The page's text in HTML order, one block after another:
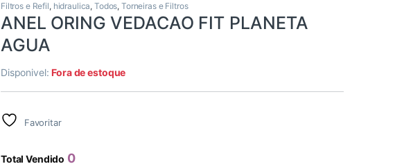
Filtros e Refil, hidraulica, Todos,Torneiras e Filtros
ANEL ORING VEDACAO FIT PLANETA
AGUA
Disponivel:Fora de estoque
Favoritar
Total Vendido 0